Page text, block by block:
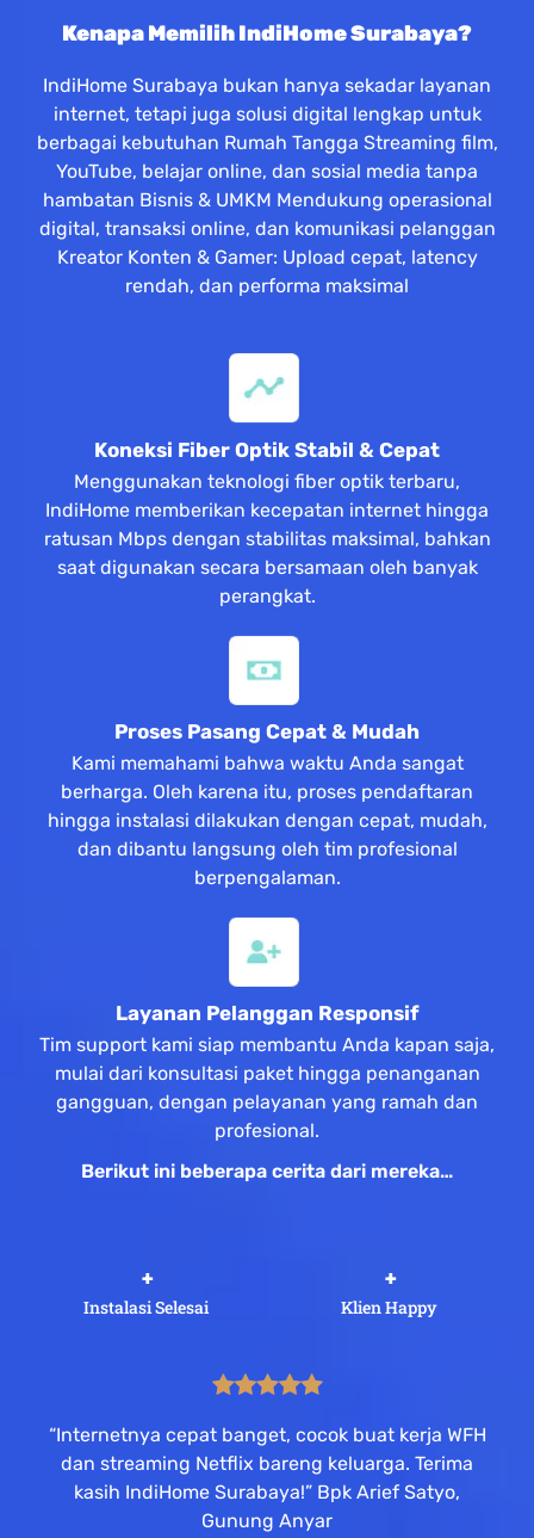
Kenapa Memilih IndiHome Surabaya?
IndiHome Surabaya bukan hanya sekadar layanan
internet, tetapi juga solusi digital lengkap untuk
berbagai kebutuhan Rumah Tangga Streaming film,
YouTube, belajar online, dan sosial media tanpa
hambatan Bisnis & UMKM Mendukung operasional
digital, transaksi online, dan komunikasi pelanggan
Kreator Konten & Gamer: Upload cepat, latency
rendah, dan performa maksimal
Koneksi Fiber Optik Stabil & Cepat
Menggunakan teknologi fiber optik terbaru,
IndiHome memberikan kecepatan internet hingga
ratusan Mbps dengan stabilitas maksimal, bahkan
saat digunakan secara bersamaan oleh banyak
perangkat.
Proses Pasang Cepat & Mudah
Kami memahami bahwa waktu Anda sangat
berharga. Oleh karena itu, proses pendaftaran
hingga instalasi dilakukan dengan cepat, mudah,
dan dibantu langsung oleh tim profesional
berpengalaman.
Layanan Pelanggan Responsif
Tim support kami siap membantu Anda kapan saja,
mulai dari konsultasi paket hingga penanganan
gangguan, dengan pelayanan yang ramah dan
profesional.
Berikut ini beberapa cerita dari mereka…
Instalasi Selesai
+
Klien Happy
+
“Internetnya cepat banget, cocok buat kerja WFH
dan streaming Netflix bareng keluarga. Terima
kasih IndiHome Surabaya!” Bpk Arief Satyo,
Gunung Anyar